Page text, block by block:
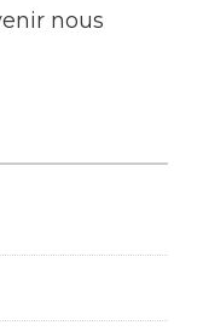
nous